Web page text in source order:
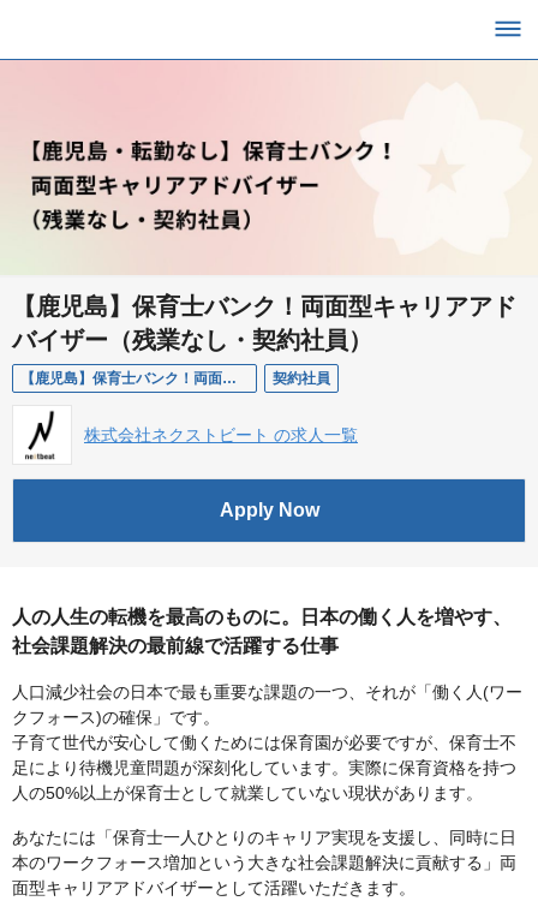
【鹿児島】保育士バンク！両面型キャリアアド
バイザー（残業なし・契約社員）
【鹿児島】保育士バンク！両面型キャリアアドバイザー（残業なし・契約社員） 契約社員
株式会社ネクストビート の求人一覧
Apply Now
人の人生の転機を最高のものに。日本の働く人を増やす、
社会課題解決の最前線で活躍する仕事
人口減少社会の日本で最も重要な課題の一つ、それが「働く人(ワー
クフォース)の確保」です。
子育て世代が安心して働くためには保育園が必要ですが、保育士不
足により待機児童問題が深刻化しています。実際に保育資格を持つ
人の50%以上が保育士として就業していない現状があります。
あなたには「保育士一人ひとりのキャリア実現を支援し、同時に日
本のワークフォース増加という大きな社会課題解決に貢献する」両
面型キャリアアドバイザーとして活躍いただきます。